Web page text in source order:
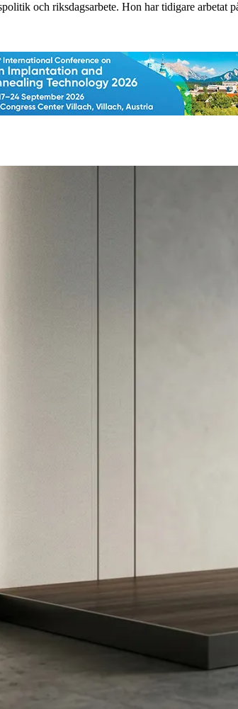
och riksdagsarbete. Hon har tidigare arbetat